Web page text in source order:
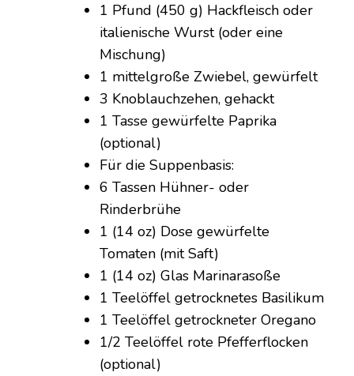
1 Pfund (450 g) Hackfleisch oder
italienische Wurst (oder eine
Mischung)
1 mittelgroße Zwiebel, gewürfelt
3 Knoblauchzehen, gehackt
1 Tasse gewürfelte Paprika
(optional)
Für die Suppenbasis:
6 Tassen Hühner- oder
Rinderbrühe
1 (14 oz) Dose gewürfelte
Tomaten (mit Saft)
1 (14 oz) Glas Marinarasoße
1 Teelöffel getrocknetes Basilikum
1 Teelöffel getrockneter Oregano
1/2 Teelöffel rote Pfefferflocken
(optional)